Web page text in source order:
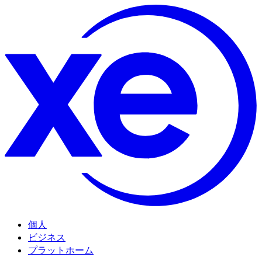
個人
ビジネス
プラットホーム